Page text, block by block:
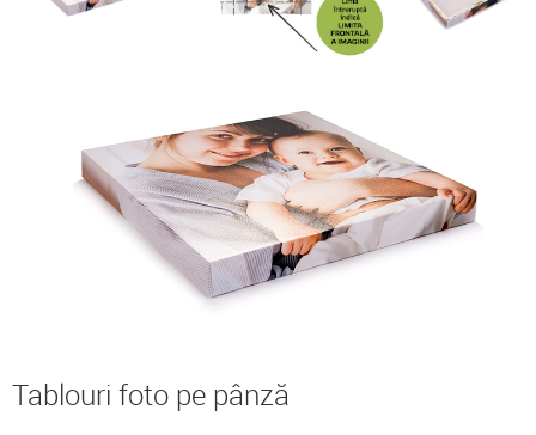
Tablouri foto pe pânză